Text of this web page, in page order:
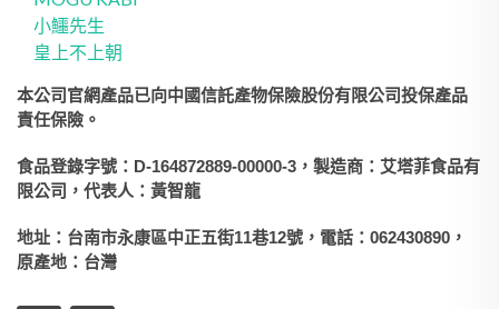
小鱷先生
皇上不上朝
本公司官網產品已向中國信託產物保險股份有限公司投保產品
責任保險。
食品登錄字號：D-164872889-00000-3，製造商：艾塔菲食品有
限公司，代表人：黃智龍
地址：台南市永康區中正五街11巷12號，電話：062430890，
原產地：台灣